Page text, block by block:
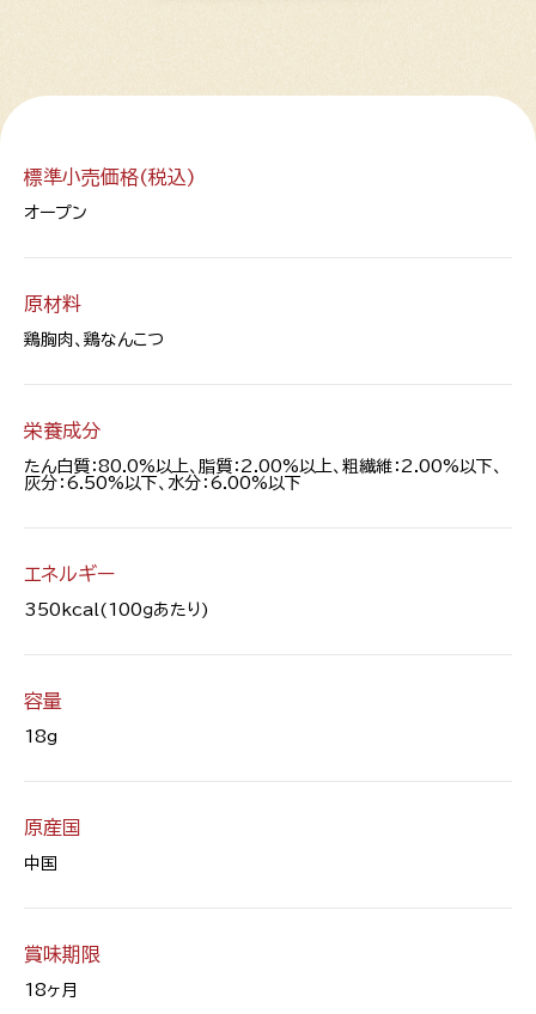
標準小売価格(税込)
オープン
原材料
鶏胸肉、鶏なんこつ
栄養成分
たん白質：80.0%以上、脂質：2.00%以上、粗繊維：2.00%以下、
灰分：6.50%以下、水分：6.00%以下
エネルギー
350kcal(100ｇあたり)
容量
18g
原産国
中国
賞味期限
18ヶ月